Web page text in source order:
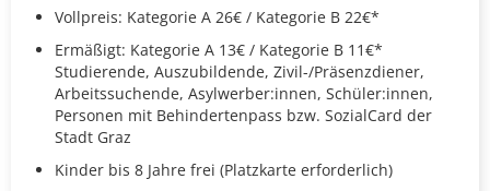
Vollpreis: Kategorie A 26€ / Kategorie B 22€*
Ermäßigt: Kategorie A 13€ / Kategorie B 11€*
Studierende, Auszubildende, Zivil-/Präsenzdiener,
Arbeitssuchende, Asylwerber:innen, Schüler:innen,
Personen mit Behindertenpass bzw. SozialCard der
Stadt Graz
Kinder bis 8 Jahre frei (Platzkarte erforderlich)